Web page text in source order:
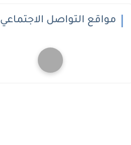
مواقع التواصل الاجتماعي